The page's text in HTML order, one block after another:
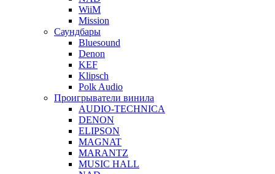
WiiM
Mission
Саундбары
Bluesound
Denon
KEF
Klipsch
Polk Audio
Проигрыватели винила
AUDIO-TECHNICA
DENON
ELIPSON
MAGNAT
MARANTZ
MUSIC HALL